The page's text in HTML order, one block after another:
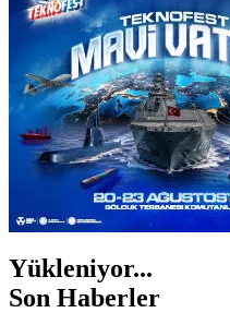
ŞANLIURFA
ŞIRNAK
Yükleniyor...
Son Haberler